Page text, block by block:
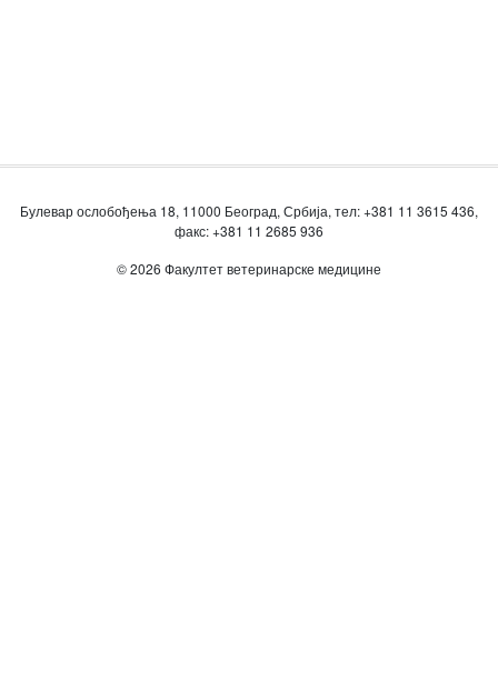
Булевар ослобођења 18, 11000 Београд, Србија, тел: +381 11 3615 436,
факс: +381 11 2685 936
© 2026 Факултет ветеринарске медицине